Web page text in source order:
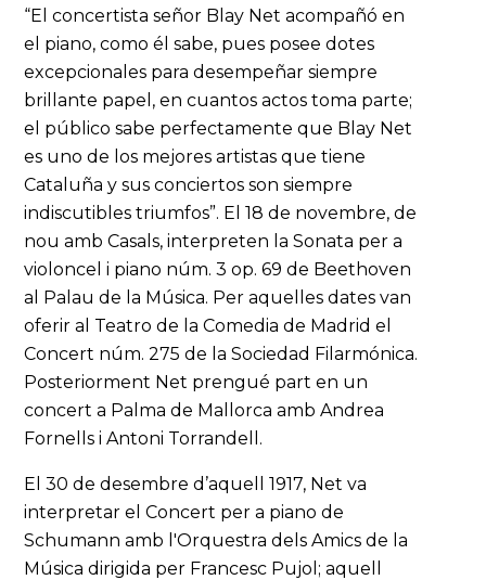
“El concertista señor Blay Net acompañó en
el piano, como él sabe, pues posee dotes
excepcionales para desempeñar siempre
brillante papel, en cuantos actos toma parte;
el público sabe perfectamente que Blay Net
es uno de los mejores artistas que tiene
Cataluña y sus conciertos son siempre
indiscutibles triumfos”. El 18 de novembre, de
nou amb Casals, interpreten la Sonata per a
violoncel i piano núm. 3 op. 69 de Beethoven
al Palau de la Música. Per aquelles dates van
oferir al Teatro de la Comedia de Madrid el
Concert núm. 275 de la Sociedad Filarmónica.
Posteriorment Net prengué part en un
concert a Palma de Mallorca amb Andrea
Fornells i Antoni Torrandell.
El 30 de desembre d’aquell 1917, Net va
interpretar el Concert per a piano de
Schumann amb l'Orquestra dels Amics de la
Música dirigida per Francesc Pujol; aquell